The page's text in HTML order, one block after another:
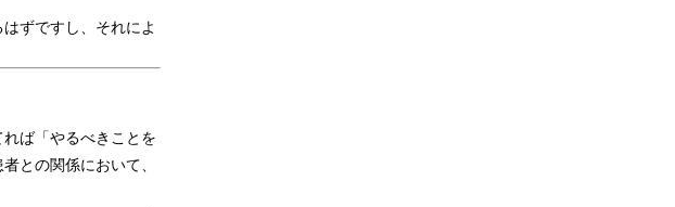
ずですし、それによ
ば「やるべきことを
との関係において、